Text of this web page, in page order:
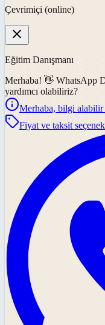
Çevrimiçi (online)
Eğitim Danışmanı
Merhaba! 👋 WhatsApp
yardımcı olabiliriz?
Merhaba, bilgi
Fiyat ve taksit